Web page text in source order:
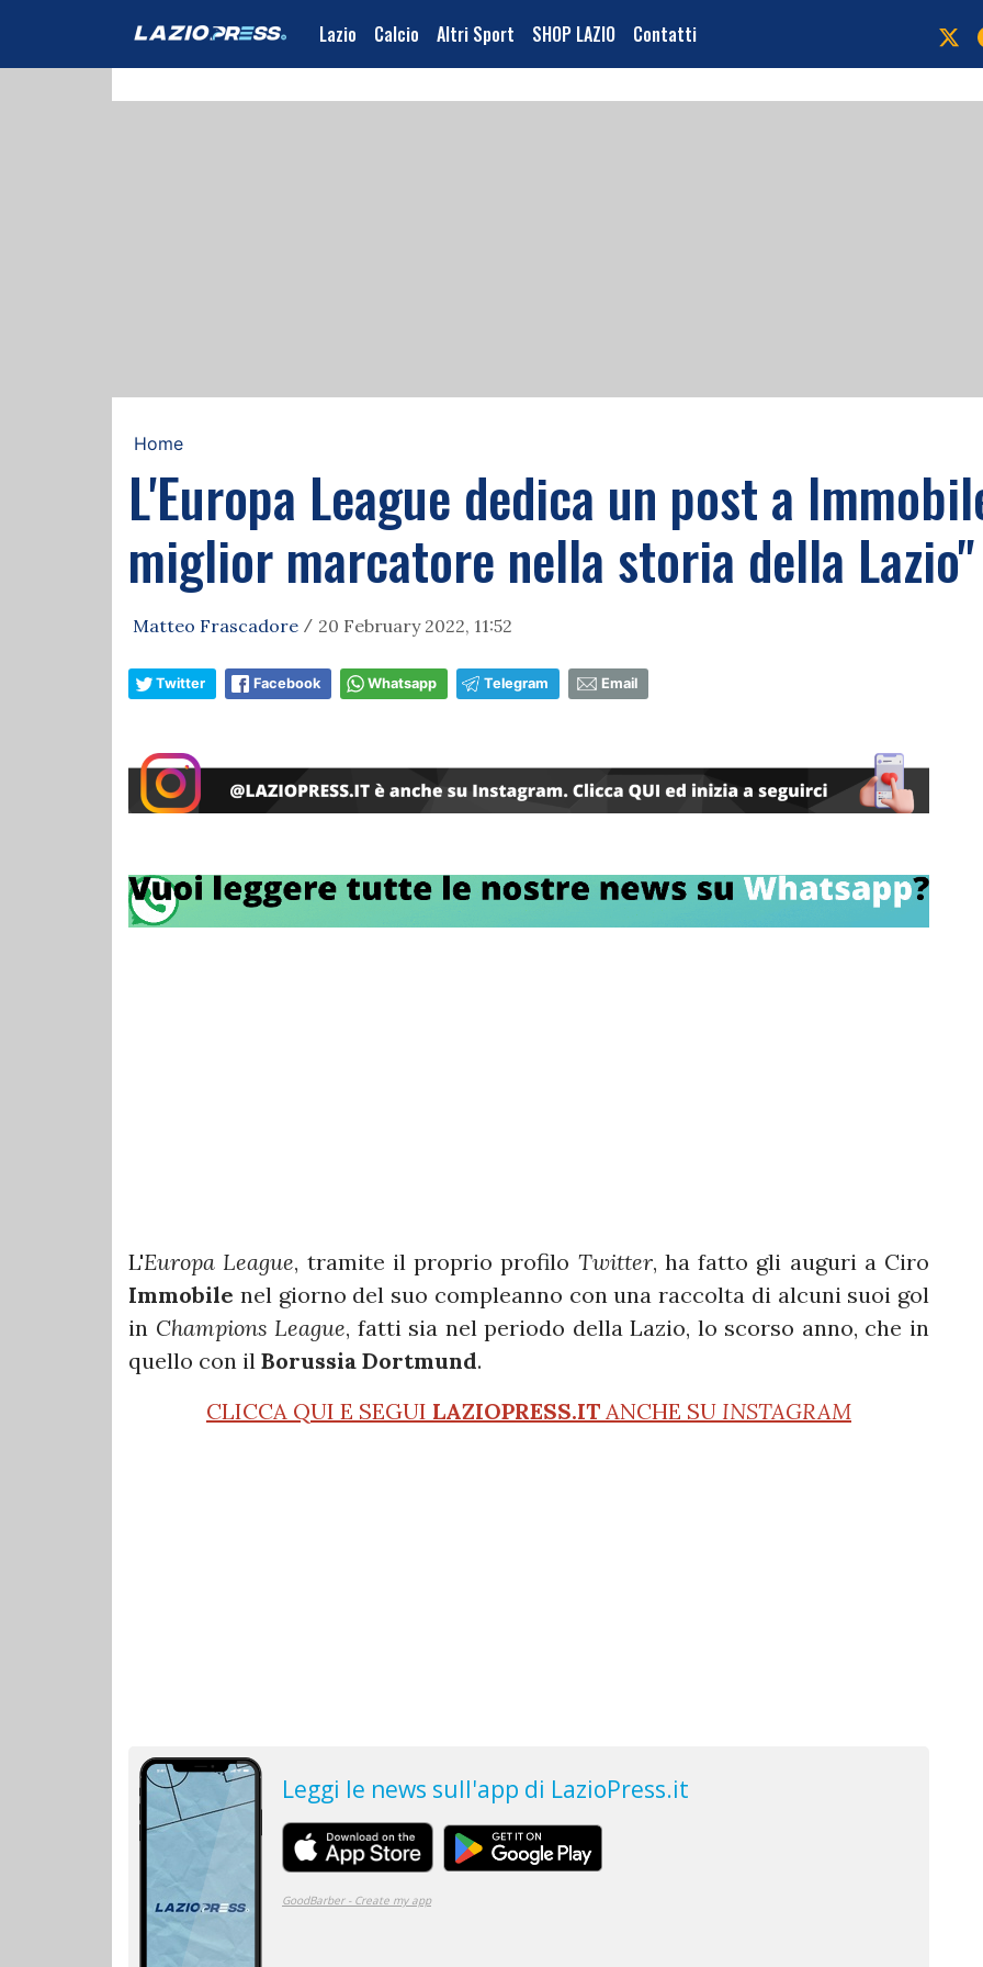
Lazio Calcio Altri Sport SHOP LAZIO Contatti
Home
L'Europa League dedica un post a
miglior marcatore nella storia della Lazio"
Matteo Frascadore / 20 February 2022, 11:52
Twitter Facebook Whatsapp Telegram Email
L'Europa League, tramite il proprio profilo Twitter, ha fatto gli auguri a Ciro
Immobile nel giorno del suo compleanno con una raccolta di alcuni suoi gol
in Champions League, fatti sia nel periodo della Lazio, lo scorso anno, che in
quello con il Borussia Dortmund.
CLICCA QUI E SEGUI LAZIOPRESS.IT ANCHE SU INSTAGRAM